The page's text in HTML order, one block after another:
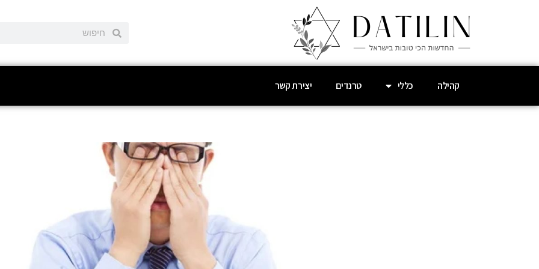
קהילה כללי טרנדים יצירת קשר